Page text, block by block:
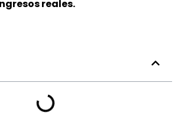
reales.